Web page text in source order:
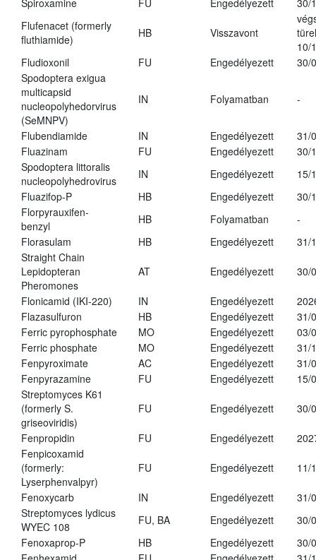
Spiroxamine FU Engedélyezett
30/
Flufenacet (formerly
fluthiamide)
HB Visszavont
10/
Fludioxonil
FU Engedélyezett
30/
Spodoptera exigua
multicapsid
nucleopolyhedorvirus
(SeMNPV)
IN Folyamatban -
Flubendiamide IN Engedélyezett
31/
Fluazinam
FU Engedélyezett
30/
Spodoptera littoralis
nucleopolyhedrovirus
IN Engedélyezett
15/
Fluazifop-P
HB Engedélyezett
30/
Florpyrauxifen-
benzyl
HB Folyamatban
-
Florasulam
HB Engedélyezett
31/
Straight Chain
Lepidopteran
Pheromones
AT Engedélyezett 30/
Flonicamid (IKI-220) IN Engedélyezett
Flazasulfuron
HB Engedélyezett
31/
Ferric pyrophosphate
MO Engedélyezett
03/
Ferric phosphate
MO Engedélyezett
31/
Fenpyroximate
AC Engedélyezett
31/
Fenpyrazamine
FU Engedélyezett
15/
Streptomyces K61
(formerly S.
griseoviridis)
FU Engedélyezett 30/
Fenpropidin FU Engedélyezett
Fenpicoxamid
(formerly:
Lyserphenvalpyr)
FU Engedélyezett 11/
Fenoxycarb IN Engedélyezett
31/
Streptomyces lydicus
WYEC 108
FU, BA Engedélyezett
30/
Fenoxaprop-P
HB Engedélyezett
30/